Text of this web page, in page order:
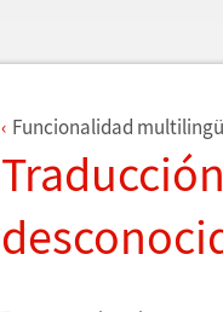
Funcionalidad multilingü
Traducció